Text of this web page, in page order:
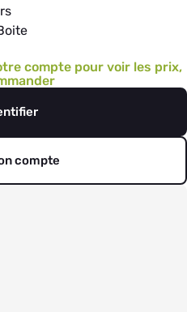
compte pour voir les prix,
compte